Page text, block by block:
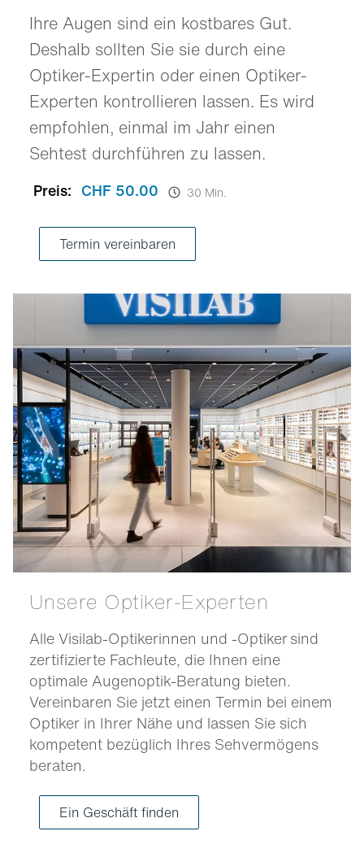
Ihre Augen sind ein kostbares Gut.
Deshalb sollten Sie sie durch eine
Optiker-Expertin oder einen Optiker-
Experten kontrollieren lassen. Es wird
empfohlen, einmal im Jahr einen
Sehtest durchführen zu lassen.
Preis: CHF 50.00 30 Min.
Termin vereinbaren
Unsere Optiker-Experten
Alle Visilab-Optikerinnen und -Optiker sind
zertifizierte Fachleute, die Ihnen eine
optimale Augenoptik-Beratung bieten.
Vereinbaren Sie jetzt einen Termin bei einem
Optiker in Ihrer Nähe und lassen Sie sich
kompetent bezüglich Ihres Sehvermögens
beraten.
Ein Geschäft finden